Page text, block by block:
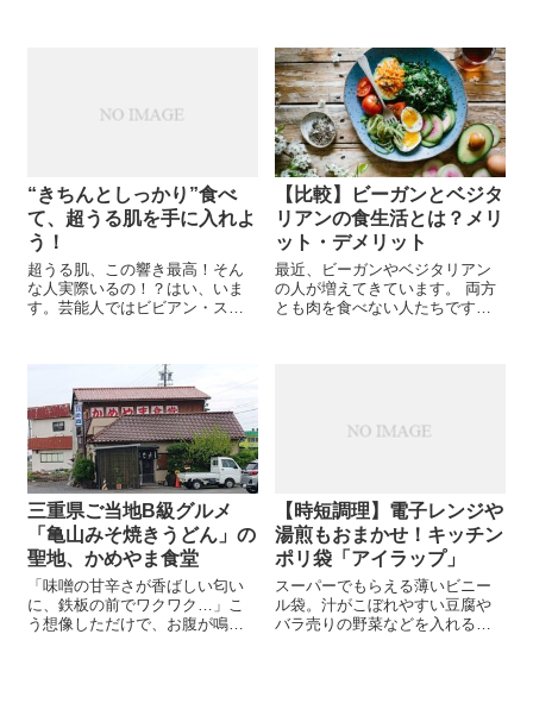
ースは、ヘルシーな食材と一緒
に食べることで、食事の楽しみ
を増やしながら、ダイエット
中...
“きちんとしっかり”食べ
て、超うる肌を手に入れよ
う！
超うる肌、この響き最高！そん
な人実際いるの！？はい、いま
す。芸能人ではビビアン・スー
な人が多いです。肌の水分って
すごく大事。 化粧水や美容液よ
りも、まず先に気を付けたいこ
と、ま...
【比較】ビーガンとベジタ
リアンの食生活とは？メリ
ット・デメリット
最近、ビーガンやベジタリアン
の人が増えてきています。 両方
とも肉を食べない人たちです
三重県ご当地B級グルメ
「亀山みそ焼きうどん」の
聖地、かめやま食堂
「味噌の甘辛さが香ばしい匂い
に、鉄板の前でワクワク…」こ
う想像しただけで、お腹が鳴り
【時短調理】電子レンジや
湯煎もおまかせ！キッチン
ポリ袋「アイラップ」
スーパーでもらえる薄いビニー
ル袋。汁がこぼれやすい豆腐や
バラ売りの野菜などを入れるの